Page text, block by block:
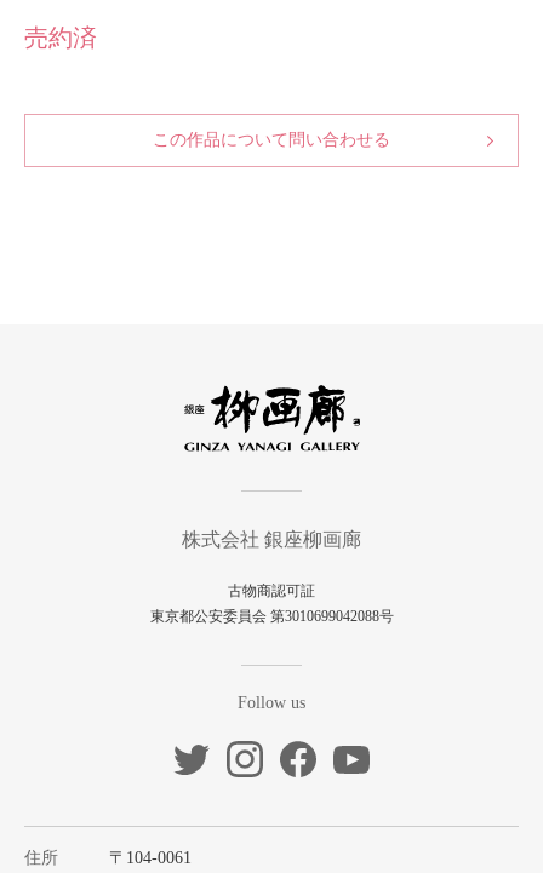
売約済
この作品について問い合わせる
株式会社 銀座柳画廊
古物商認可証
東京都公安委員会 第3010699042088号
Follow us
住所
〒104-0061